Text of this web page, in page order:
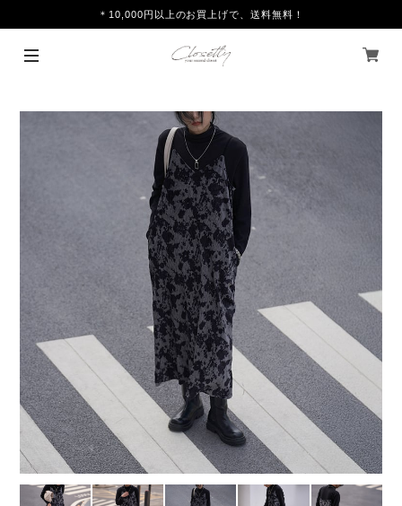
＊10,000円以上のお買上げで、送料無料！